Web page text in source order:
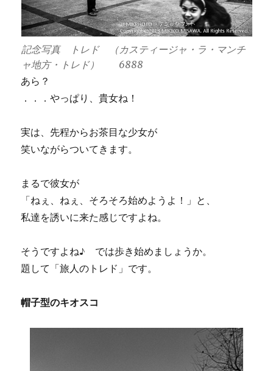
記念写真 トレド （カスティージャ・ラ・マンチ
ャ地方・トレド） 6888
あら？
．．．やっぱり、貴女ね！
実は、先程からお茶目な少女が
笑いながらついてきます。
まるで彼女が
「ねぇ、ねぇ、そろそろ始めようよ！」と、
私達を誘いに来た感じですよね。
そうですよね♪ では歩き始めましょうか。
題して「旅人のトレド」です。
帽子型のキオスコ